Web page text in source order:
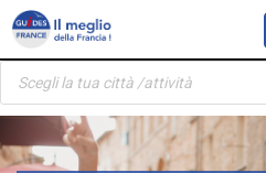
Pannello di gestione dei cookies
Skip
content
Ricerca
prodotti